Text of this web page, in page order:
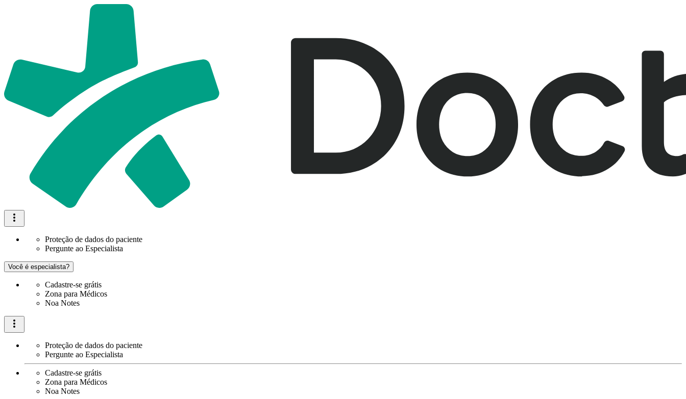
Proteção de dados do paciente
Pergunte ao Especialista
Você é especialista?
Cadastre-se grátis
Zona para Médicos
Noa Notes
Proteção de dados do paciente
Pergunte ao Especialista
Cadastre-se grátis
Zona para Médicos
Noa Notes